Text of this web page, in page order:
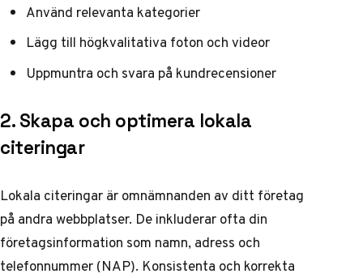
Använd relevanta kategorier
Lägg till högkvalitativa foton och videor
Uppmuntra och svara på kundrecensioner
2. Skapa och optimera lokala
citeringar
Lokala citeringar är omnämnanden av ditt företag
på andra webbplatser. De inkluderar ofta din
företagsinformation som namn, adress och
telefonnummer (NAP). Konsistenta och korrekta